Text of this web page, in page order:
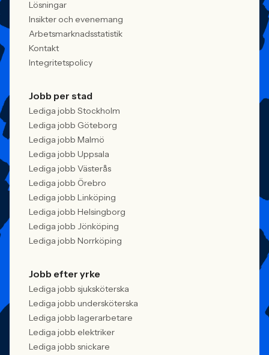
Lösningar
Insikter och evenemang
Arbetsmarknadsstatistik
Kontakt
Integritetspolicy
Jobb per stad
Lediga jobb Stockholm
Lediga jobb Göteborg
Lediga jobb Malmö
Lediga jobb Uppsala
Lediga jobb Västerås
Lediga jobb Örebro
Lediga jobb Linköping
Lediga jobb Helsingborg
Lediga jobb Jönköping
Lediga jobb Norrköping
Jobb efter yrke
Lediga jobb sjuksköterska
Lediga jobb undersköterska
Lediga jobb lagerarbetare
Lediga jobb elektriker
Lediga jobb snickare